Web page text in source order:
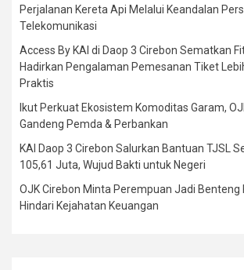
Perjalanan Kereta Api Melalui Keandalan
Telekomunikasi
Access By KAI di Daop 3 Cirebon Sematkan
Hadirkan Pengalaman Pemesanan Tiket
Praktis
Ikut Perkuat Ekosistem Komoditas Garam,
Gandeng Pemda & Perbankan
KAI Daop 3 Cirebon Salurkan Bantuan TJSL
105,61 Juta, Wujud Bakti untuk Negeri
OJK Cirebon Minta Perempuan Jadi Benteng
Hindari Kejahatan Keuangan